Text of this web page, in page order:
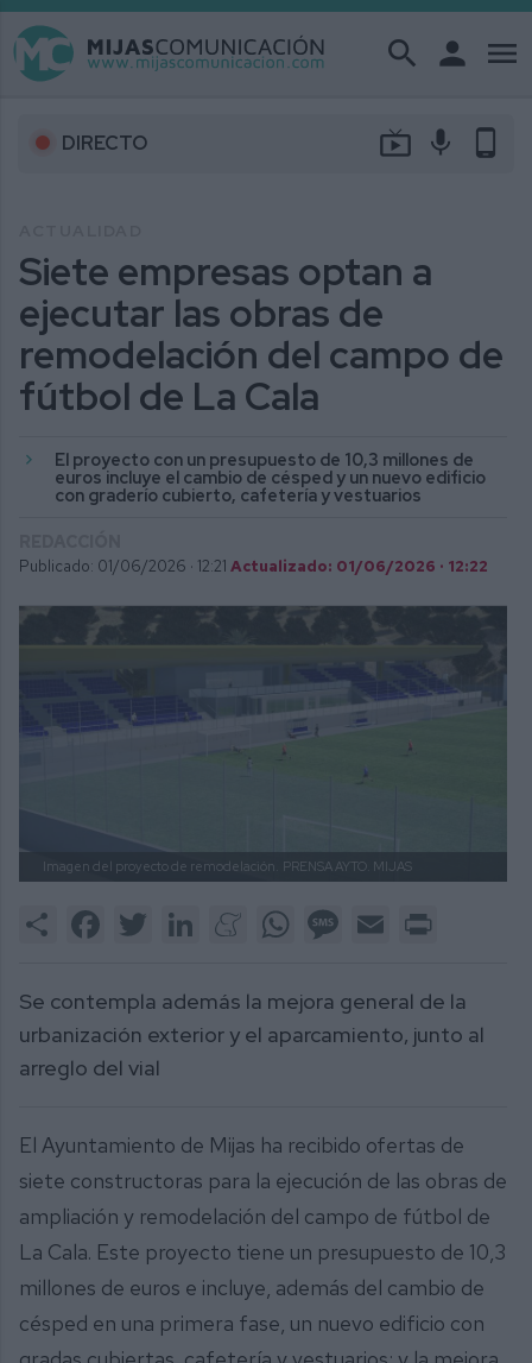
search person menu
DIRECTO live_tv mic phone_android
Siete empresas optan a
ejecutar las obras de
remodelación del campo de
fútbol de La Cala
El proyecto con un presupuesto de 10,3 millones de
euros incluye el cambio de césped y un nuevo edificio
con graderío cubierto, cafetería y vestuarios
Publicado: 01/06/2026 · 12:21 Actualizado: 01/06/2026 · 12:22
Imagen del proyecto de remodelación. PRENSA AYTO. MIJAS
Share FacebookTwitter LinkedInMeneameWhatsAppMessage
Email
Se contempla además la mejora general de la
urbanización exterior y el aparcamiento, junto al
arreglo del vial
El Ayuntamiento de Mijas ha recibido ofertas de
siete constructoras para la ejecución de las obras de
ampliación y remodelación del campo de fútbol de
La Cala. Este proyecto tiene un presupuesto de 10,3
millones de euros e incluye, además del cambio de
césped en una primera fase, un nuevo edificio con